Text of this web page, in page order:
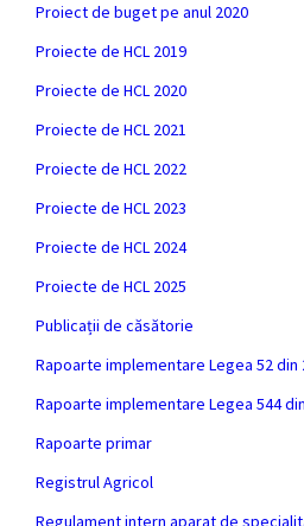
Proiect de buget pe anul 2020
Proiecte de HCL 2019
Proiecte de HCL 2020
Proiecte de HCL 2021
Proiecte de HCL 2022
Proiecte de HCL 2023
Proiecte de HCL 2024
Proiecte de HCL 2025
Publicații de căsătorie
Rapoarte implementare Legea 52 din
Rapoarte implementare Legea 544
Rapoarte primar
Registrul Agricol
Regulament intern aparat de